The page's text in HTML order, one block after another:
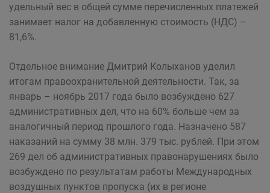
удельный вес в общей сумме перечисленных платежей
занимает налог на добавленную стоимость (НДС) –
81,6%.
Отдельное внимание Дмитрий Колыханов уделил
итогам правоохранительной деятельности. Так, за
январь – ноябрь 2017 года было возбуждено 627
административных дел, что на 60% больше чем за
аналогичный период прошлого года. Назначено 587
наказаний на сумму 38 млн. 379 тыс. рублей. При этом
269 дел об административных правонарушениях было
возбуждено по результатам работы Международных
воздушных пунктов пропуска (их в регионе